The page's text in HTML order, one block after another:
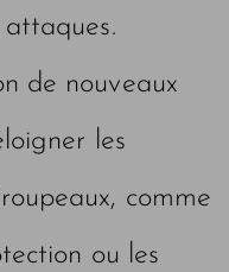
de nouveaux
les
comme
ou les